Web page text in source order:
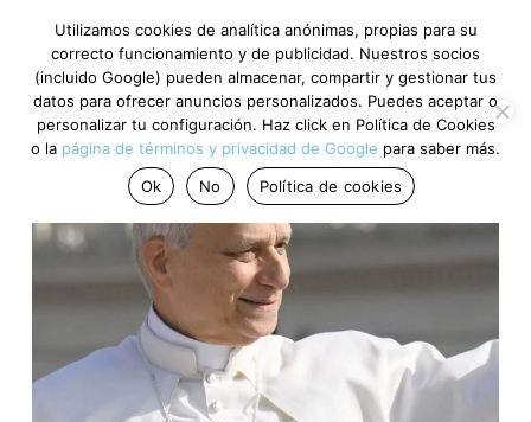
Utilizamos cookies de analítica anónimas, propias para su
correcto funcionamiento y de publicidad. Nuestros socios
(incluido Google) pueden almacenar, compartir y gestionar tus
datos para ofrecer anuncios personalizados. Puedes aceptar o
personalizar tu configuración. Haz click en Política de Cookies
o la página de términos y privacidad de Google para saber más.
Ok
No Política de cookies